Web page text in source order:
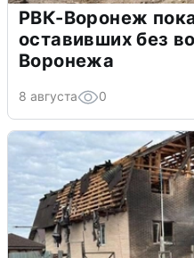
РВК-Воронеж
оставивших без
Воронежа
8 августа 0